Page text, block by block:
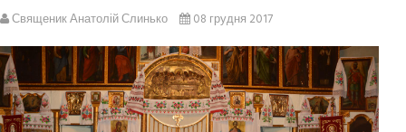
Священик Анатолій Слинько 08 грудня 2017